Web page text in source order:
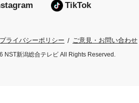
TikTok
プライバシーポリシー ご意見・お問い合わせ
NST新潟総合テレビ All Rights Reserved.